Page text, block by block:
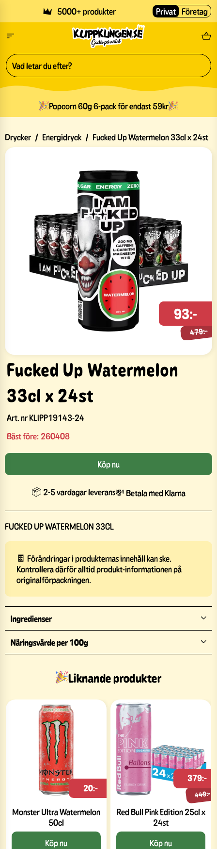
5000+ produkter Fri
Privat Företag
Popcorn 60g 6-pack för endast 59kr
Drycker / Energidryck / Fucked Up Watermelon 33cl x 24st
Fucked Up Watermelon
33cl x 24st
Art. nrKLIPP19143-24
Bäst före: 260408
93:-
479:-
479:-
Köp nu
📦 2-5 vardagar leverans💸 Betala med Klarna
FUCKED UP WATERMELON 33CL
🍫 Förändringar i produkternas innehåll kan ske.
Kontrollera därför alltid produkt-informationen på
originalförpackningen.
Ingredienser
Näringsvärde per 100g
Liknande produkter
Monster Ultra Watermelon
50cl
20:-
Köp nu
Red Bull Pink Edition 25cl x
24st
449:-
379:-
Köp nu